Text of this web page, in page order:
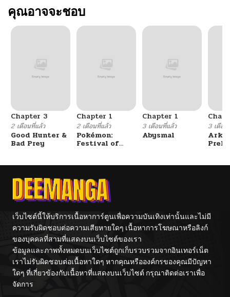
คุณอาจจะชอบ
Chapter 3
2 เดือนที่แล้ว
Good Hunter &
Bad Prey
Chapter 1
2 เดือนที่แล้ว
Pokémon:
Festival of
Chapter 1
3 เดือนที่แล้ว
Abysmal
3 เดือน
เว็บไซต์นี้ให้บริการเนื้อหาการ์ตูนเพื่อความบันเทิงเท่านั้นและไม่มี
ความรับผิดชอบต่อความเสียหายใดๆ เนื้อหาการโฆษณาหรือลิงก์
ของบุคคลที่สามที่แสดงบนเว็บไซต์ของเรา
ข้อมูลและภาพทั้งหมดบนเว็บไซต์ถูกเก็บรวบรวมจากอินเทอร์เน็ต
เราไม่รับผิดชอบต่อเนื้อหาใดๆ หากคุณหรือองค์กรของคุณมีปัญหา
ใดๆ ที่เกี่ยวข้องกับเนื้อหาที่แสดงบนเว็บไซต์ กรุณาติดต่อเราเพื่อ
จัดการ